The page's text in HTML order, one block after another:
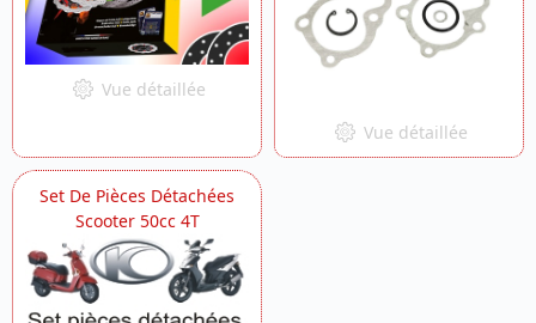
Vue détaillée
Vue détaillée
Set De Pièces Détachées
Scooter 50cc 4T